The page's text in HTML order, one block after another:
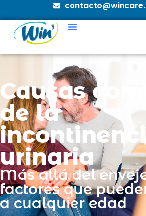
Causas
de la
urinaria
Más allá del
factores que
a cualquier edad